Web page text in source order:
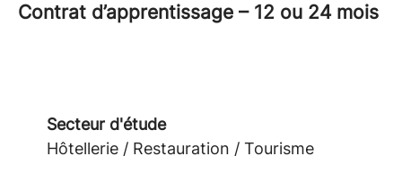
Contrat d’apprentissage – 12 ou 24 mois
Secteur d'étude
Hôtellerie / Restauration / Tourisme